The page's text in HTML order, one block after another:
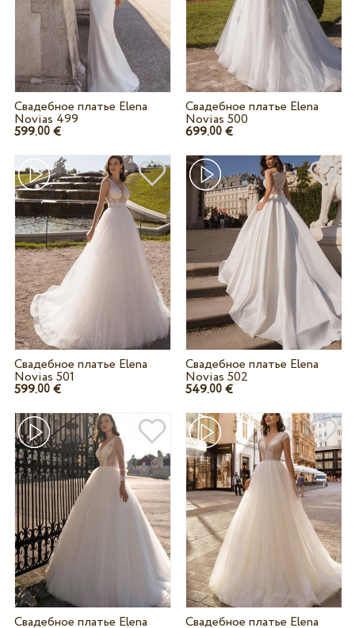
Свадебное платье Elena
Novias 499
599.00€
Свадебное платье Elena
Novias 500
699.00 €
Свадебное платье Elena
Novias 501
599.00€
Свадебное платье Elena
Novias 502
549.00 €
Свадебное платье Elena Свадебное платье Elena